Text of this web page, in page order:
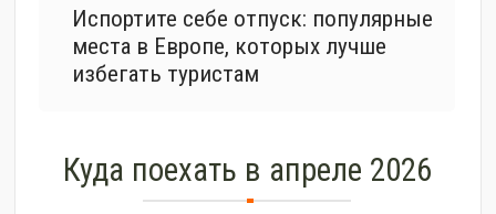
Испортите себе отпуск: популярные
места в Европе, которых лучше
избегать туристам
Куда поехать в апреле 2026